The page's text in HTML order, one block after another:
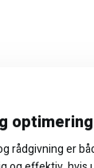
optimering
rådgivning er